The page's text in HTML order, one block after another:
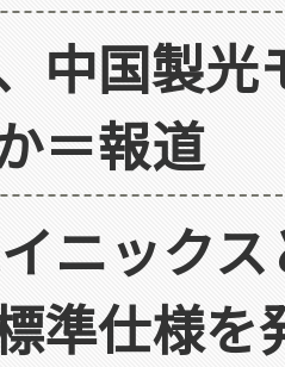
中国製光
＝報道
ニック
準仕様を